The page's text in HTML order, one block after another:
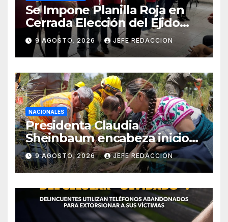
Se Impone Planilla Roja en
Cerrada Elección del Ejido
Melchor Ocampo en Lázaro
Cárdenas
9 AGOSTO, 2026 JEFE REDACCION
NACIONALES
Presidenta Claudia
Sheinbaum encabeza inicio
de la Jornada Nacional de
Reforestación 2026
9 AGOSTO, 2026 JEFE REDACCION